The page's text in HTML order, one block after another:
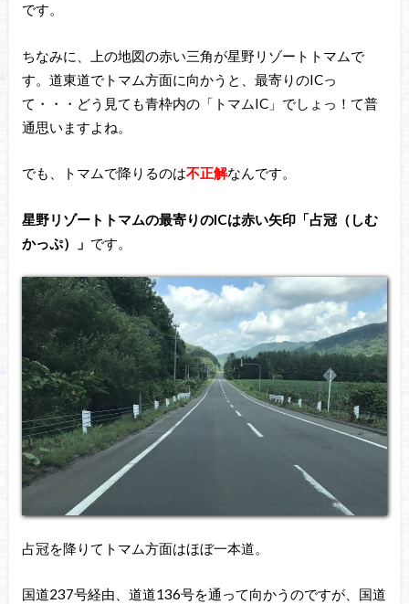
です。
ちなみに、上の地図の赤い三角が星野リゾートトマムで
す。道東道でトマム方面に向かうと、最寄りのICっ
て・・・どう見ても青枠内の「トマムIC」でしょっ！て普
通思いますよね。
でも、トマムで降りるのは不正解なんです。
星野リゾートトマムの最寄りのICは赤い矢印「占冠（しむ
かっぷ）」 です。
占冠を降りてトマム方面はほぼ一本道。
国道237号経由、道道136号を通って向かうのですが、国道